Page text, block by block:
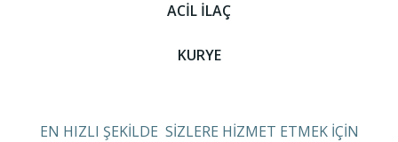
ACİL İLAÇ
KURYE
EN HIZLI ŞEKİLDE SİZLERE HİZMET ETMEK İÇİN